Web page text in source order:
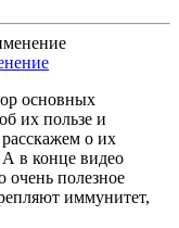
основных
их пользе и
о их
в конце видео
очень полезное
иммунитет,